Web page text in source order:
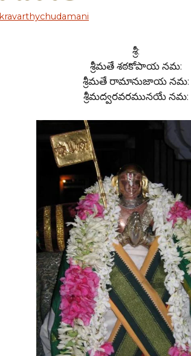
శ్రీ:
శ్రీమతే శఠకోపాయ నమ:
శ్రీమతే రామానుజాయ నమ:
శ్రీమద్వరవరమునయే నమ: